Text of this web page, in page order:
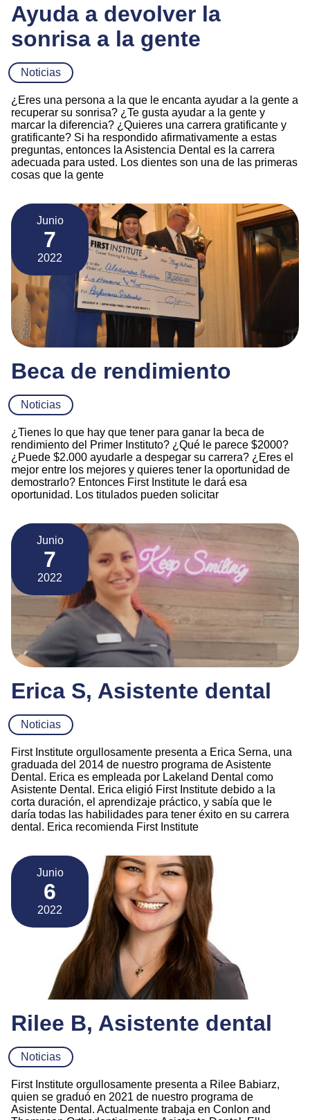
Ayuda a devolver la
sonrisa a la gente
Noticias
¿Eres una persona a la que le encanta ayudar a la gente a
recuperar su sonrisa? ¿Te gusta ayudar a la gente y
marcar la diferencia? ¿Quieres una carrera gratificante y
gratificante? Si ha respondido afirmativamente a estas
preguntas, entonces la Asistencia Dental es la carrera
adecuada para usted. Los dientes son una de las primeras
cosas que la gente
Junio
7
2022
Beca de rendimiento
Noticias
¿Tienes lo que hay que tener para ganar la beca de
rendimiento del Primer Instituto? ¿Qué le parece $2000?
¿Puede $2.000 ayudarle a despegar su carrera? ¿Eres el
mejor entre los mejores y quieres tener la oportunidad de
demostrarlo? Entonces First Institute le dará esa
oportunidad. Los titulados pueden solicitar
Junio
7
2022
Erica S, Asistente dental
Noticias
First Institute orgullosamente presenta a Erica Serna, una
graduada del 2014 de nuestro programa de Asistente
Dental. Erica es empleada por Lakeland Dental como
Asistente Dental. Erica eligió First Institute debido a la
corta duración, el aprendizaje práctico, y sabía que le
daría todas las habilidades para tener éxito en su carrera
dental. Erica recomienda First Institute
Junio
6
2022
Rilee B, Asistente dental
Noticias
First Institute orgullosamente presenta a Rilee Babiarz,
quien se graduó en 2021 de nuestro programa de
Asistente Dental. Actualmente trabaja en Conlon and